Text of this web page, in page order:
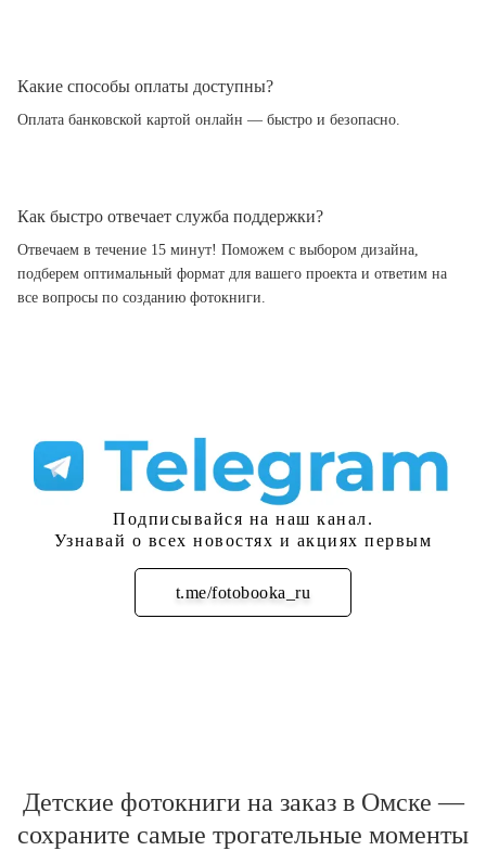
Какие способы оплаты доступны?
Оплата банковской картой онлайн — быстро и безопасно.
Как быстро отвечает служба поддержки?
Отвечаем в течение 15 минут! Поможем с выбором дизайна,
подберем оптимальный формат для вашего проекта и ответим на
все вопросы по созданию фотокниги.
Подписывайся на наш канал.
Узнавай о всех новостях и акциях первым
t.me/fotobooka_ru
Подписаться
Детские фотокниги на заказ в Омске —
сохраните самые трогательные моменты